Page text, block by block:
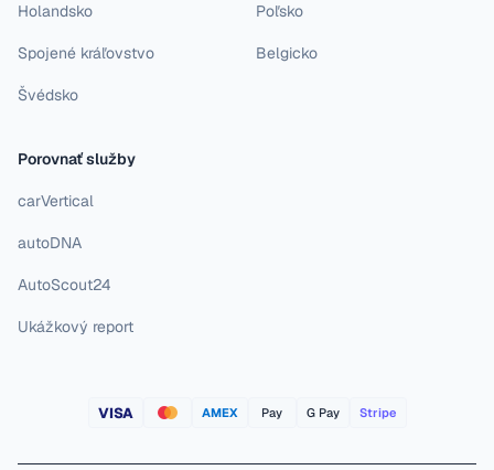
Holandsko Poľsko
Spojené kráľovstvo Belgicko
Švédsko
Porovnať služby
carVertical
autoDNA
AutoScout24
Ukážkový report
VISA AMEX Pay G Pay Stripe